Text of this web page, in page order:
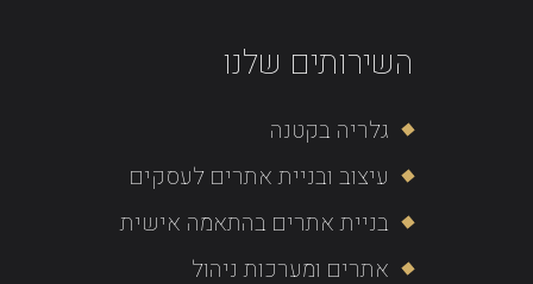
השירותים שלנו
גלריה בקטנה
עיצוב ובניית אתרים לעסקים
בניית אתרים בהתאמה אישית
אתרים ומערכות ניהול